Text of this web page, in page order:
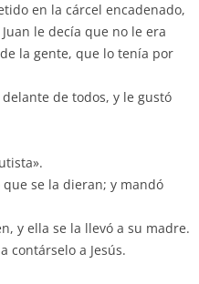
o
disminuir
el
en la cárcel encadenado,
le decía que no le era
la gente, que lo tenía por
de todos, y le gustó
se la dieran; y mandó
y ella se la llevó a su madre.
contárselo a Jesús.